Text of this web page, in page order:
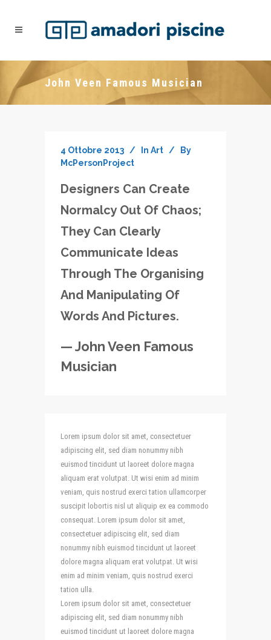
John Veen Famous Musician
4 Ottobre 2013 In Art
By
McPersonProject
Designers Can Create
Normalcy Out Of Chaos;
They Can Clearly
Communicate Ideas
Through The Organising
And Manipulating Of
Words And Pictures.
— John Veen Famous
Musician
Lorem ipsum dolor sit amet, consectetuer
adipiscing elit, sed diam nonummy nibh
euismod tincidunt ut laoreet dolore magna
aliquam erat volutpat. Ut wisi enim ad minim
veniam, quis nostrud exerci tation ullamcorper
suscipit lobortis nisl ut aliquip ex ea commodo
consequat. Lorem ipsum dolor sit amet,
consectetuer adipiscing elit, sed diam
nonummy nibh euismod tincidunt ut laoreet
dolore magna aliquam erat volutpat. Ut wisi
enim ad minim veniam, quis nostrud exerci
tation ulla.
Lorem ipsum dolor sit amet, consectetuer
adipiscing elit, sed diam nonummy nibh
euismod tincidunt ut laoreet dolore magna